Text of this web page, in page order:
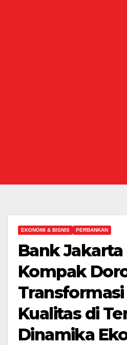
EKONOMI & BISNIS PERBANKAN
Bank Jakarta
Kompak
Kualitas di
Dinamika